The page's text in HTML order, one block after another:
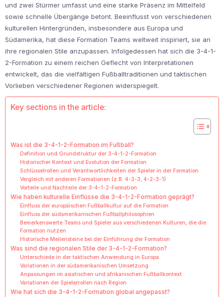
und zwei Stürmer umfasst und eine starke Präsenz im Mittelfeld
sowie schnelle Übergänge betont. Beeinflusst von verschiedenen
kulturellen Hintergründen, insbesondere aus Europa und
Südamerika, hat diese Formation Teams weltweit inspiriert, sie an
ihre regionalen Stile anzupassen. Infolgedessen hat sich die 3-4-1-
2-Formation zu einem reichen Geflecht von Interpretationen
entwickelt, das die vielfältigen Fußballtraditionen und taktischen
Vorlieben verschiedener Regionen widerspiegelt.
Key sections in the article:
Was ist die 3-4-1-2-Formation im Fußball?
Definition und Grundstruktur der 3-4-1-2-Formation
Historischer Kontext und Evolution der Formation
Schlüsselrollen und Verantwortlichkeiten der Spieler in der Formation
Vergleich mit anderen Formationen (z.B. 4-3-3, 4-2-3-1)
Vorteile und Nachteile der 3-4-1-2-Formation
Wie haben kulturelle Einflüsse die 3-4-1-2-Formation geprägt?
Einfluss der europäischen Fußballkultur auf die Formation
Einfluss der südamerikanischen Fußballphilosophien
Bemerkenswerte Teams und Spieler aus verschiedenen Kulturen, die die
Formation nutzen
Historische Meilensteine bei der Einführung der Formation
Was sind die regionalen Stile der 3-4-1-2-Formation?
Unterschiede in der taktischen Anwendung in Europa
Variationen in der südamerikanischen Umsetzung
Anpassungen im asiatischen und afrikanischen Fußballkontext
Variationen der Spielerrollen nach Region
Wie hat sich die 3-4-1-2-Formation global angepasst?